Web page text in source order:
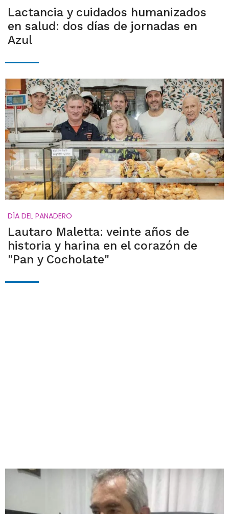
Lactancia y cuidados humanizados
en salud: dos días de jornadas en
Azul
DÍA DEL PANADERO
Lautaro Maletta: veinte años de
historia y harina en el corazón de
"Pan y Cocholate"